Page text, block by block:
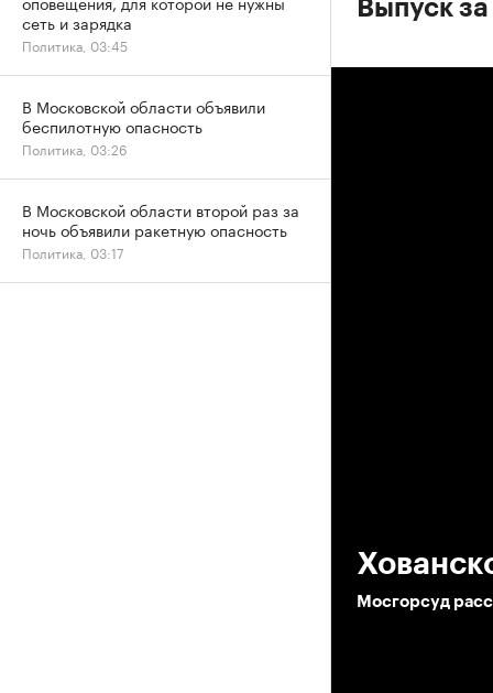
Выпуск
Мосгорсуд
сеть и зарядка
Политика, 03:45
В Московской области объявили
беспилотную опасность
Политика, 03:26
В Московской области второй раз за
ночь объявили ракетную опасность
Политика, 03:17